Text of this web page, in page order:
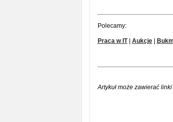
Polecamy:
Praca w IT| Aukcje|
Artykuł może zawierać